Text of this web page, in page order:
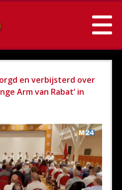
en verbijsterd over
Arm van Rabat’ in